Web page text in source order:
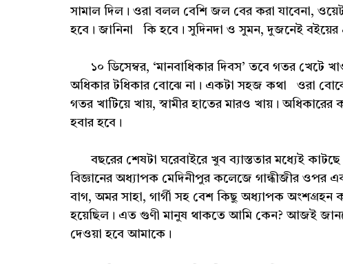
সামাল দিল। ওরা বলল বেশি জল বের করা যাবেনা,
হবে। জানিনা কি হবে। সুদিনদা ও সুমন, দুজনেই বইয়ের
১০ ডিসেম্বর, ‘মানবাধিকার দিবস’ তবে গতর খেটে
অধিকার টধিকার বোঝে না। একটা সহজ কথা ওরা
গতর খাটিয়ে খায়, স্বামীর হাতের মারও খায়।
হবার হবে।
বছরের শেষটা ঘরেবাইরে খুব ব্যাস্ততার মধ্যেই কাটছে।
বিজ্ঞানের অধ্যাপক মেদিনীপুর কলেজে গান্ধীজীর ওপর
বাগ, অমর সাহা, গার্গী সহ বেশ কিছু অধ্যাপক অংশগ্রহন
হয়েছিল। এত গুণী মানুষ থাকতে আমি কেন? আজই
দেওয়া হবে আমাকে।